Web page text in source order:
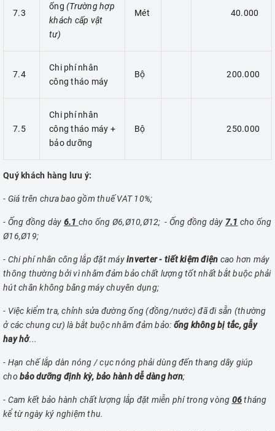
7.3
ống (Trường hợp
khách cấp vật
tư)
Mét 40.000
7.4
Chi phí nhân
công tháo máy
Bộ 200.000
7.5
Chi phí nhân
công tháo máy +
bảo dưỡng
Bộ 250.000
Quý khách hàng lưu ý:
- Giá trên chưa bao gồm thuế VAT 10%;
- Ống đồng dày 6.1 cho ống Ø6,Ø10,Ø12; - Ống đồng dày 7.1 cho ống
Ø16,Ø19;
- Chi phí nhân công lắp đặt máyinverter - tiết kiệm điện cao hơn máy
thông thường bởi vì nhằm đảm bảo chất lượng tốt nhất bắt buộc phải
hút chân không bằng máy chuyên dụng;
- Việc kiểm tra, chỉnh sửa đường ống (đồng/nước) đã đi sẵn (thường
ở các chung cư) là bắt buộc nhằm đảm bảo: ống không bị tắc, gẫy
hay hở...
- Hạn chế lắp dàn nóng / cục nóng phải dùng đến thang dây giúp
cho bảo dưỡng định kỳ, bảo hành dễ dàng hơn;
- Cam kết bảo hành chất lượng lắp đặt miễn phí trong vòng 06tháng
kể từ ngày ký nghiệm thu.